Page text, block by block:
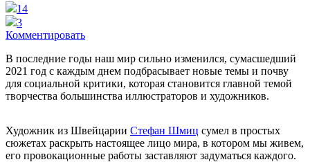
14
3
Комментировать
В последние годы наш мир сильно изменился, сумасшедший
2021 год с каждым днем подбрасывает новые темы и почву
для социальной критики, которая становится главной темой
творчества большинства иллюстраторов и художников.
Художник из Швейцарии Стефан Шмиц сумел в простых
сюжетах раскрыть настоящее лицо мира, в котором мы живем,
его провокационные работы заставляют задуматься каждого.